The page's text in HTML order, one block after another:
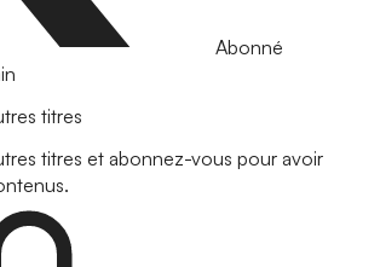
Abonné
titres
titres et abonnez-vous pour avoir